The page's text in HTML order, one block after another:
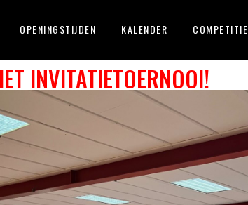
OPENINGSTIJDEN KALENDER COMPETITIE
INVITATIETOERNOOI!